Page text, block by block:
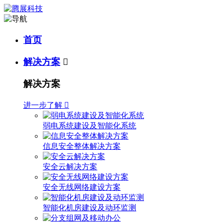
首页
解决方案 
解决方案
进一步了解 
弱电系统建设及智能化系统
信息安全整体解决方案
安全云解决方案
安全无线网络建设方案
智能化机房建设及动环监测